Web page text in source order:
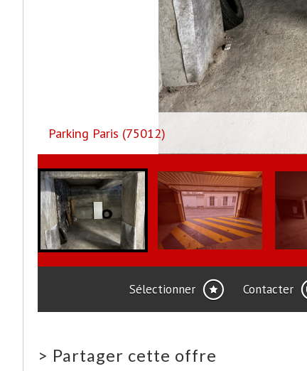
Parking Paris (75012)
Sélectionner Contacter
> Partager cette offre